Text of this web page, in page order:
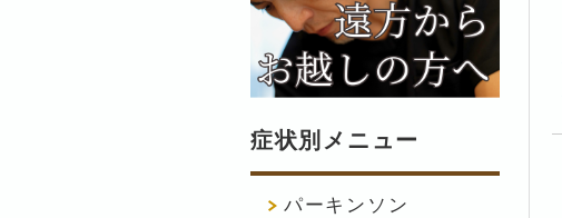
症状別メニュー
パーキンソン